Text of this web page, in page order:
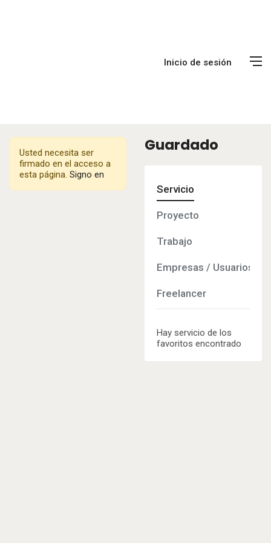
Inicio de sesión
Usted necesita ser
firmado en el acceso a
esta página. Signo en
Guardado
Servicio
Proyecto
Trabajo
Empresas / Usuarios
Freelancer
Hay servicio de los
favoritos encontrado